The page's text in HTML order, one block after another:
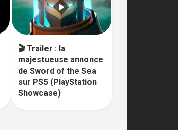
🎬 Trailer : la
majestueuse annonce
de Sword of the Sea
sur PS5 (PlayStation
Showcase)